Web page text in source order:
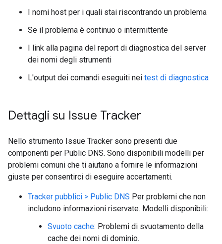
I nomi host per i quali stai riscontrando un problema
Se il problema è continuo o intermittente
I link alla pagina del report di diagnostica del server
dei nomi degli strumenti
L'output dei comandi eseguiti nei test di diagnostica
Dettagli su Issue Tracker
Nello strumento Issue Tracker sono presenti due
componenti per Public DNS. Sono disponibili modelli per
problemi comuni che ti aiutano a fornire le informazioni
giuste per consentirci di eseguire accertamenti.
Tracker pubblici > Public DNS Per problemi che non
includono informazioni riservate. Modelli disponibili:
Svuoto cache: Problemi di svuotamento della
cache dei nomi di dominio.